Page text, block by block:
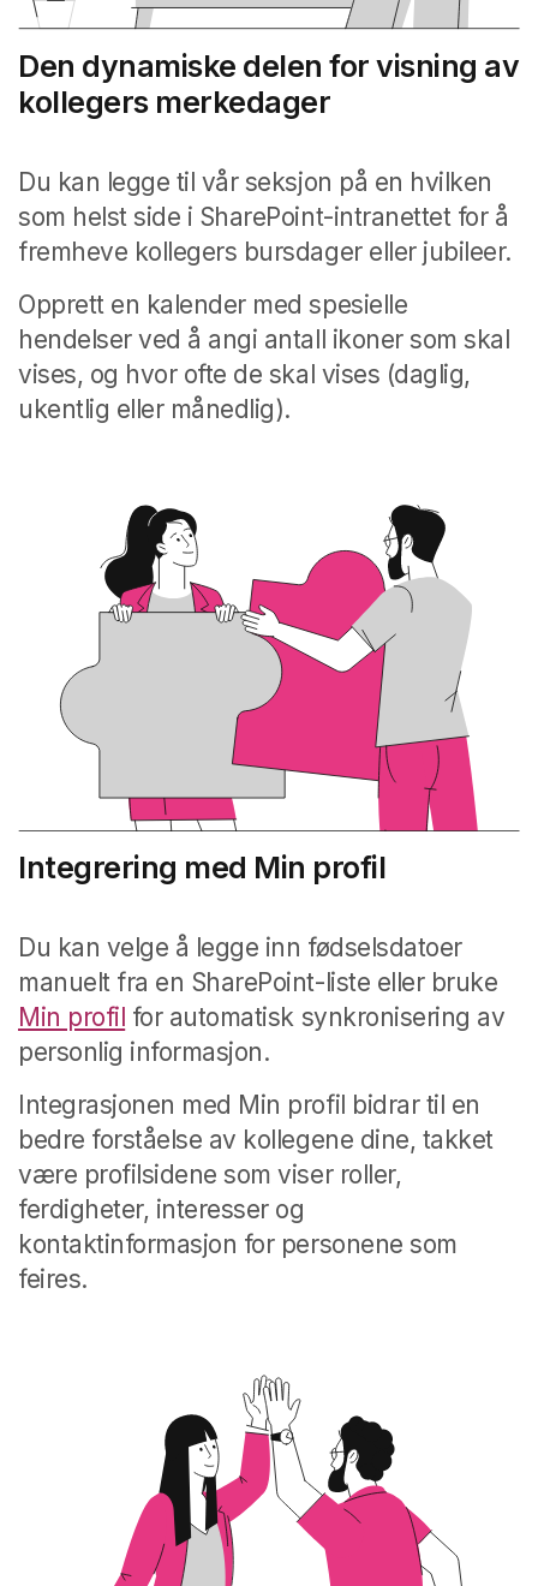
Den dynamiske delen for visning av
kollegers merkedager
Du kan legge til vår seksjon på en hvilken
som helst side i SharePoint-intranettet for å
fremheve kollegers bursdager eller jubileer.
Opprett en kalender med spesielle
hendelser ved å angi antall ikoner som skal
vises, og hvor ofte de skal vises (daglig,
ukentlig eller månedlig).
Integrering med Min profil
Du kan velge å legge inn fødselsdatoer
manuelt fra en SharePoint-liste eller bruke
Min profil for automatisk synkronisering av
personlig informasjon.
Integrasjonen med Min profil bidrar til en
bedre forståelse av kollegene dine, takket
være profilsidene som viser roller,
ferdigheter, interesser og
kontaktinformasjon for personene som
feires.